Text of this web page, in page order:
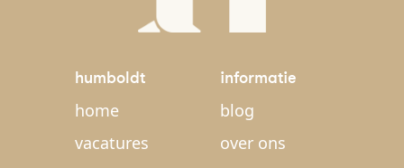
humboldt
home
vacatures
informatie
blog
over ons